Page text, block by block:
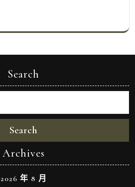
Search
Search
Archives
2026 年 8 月